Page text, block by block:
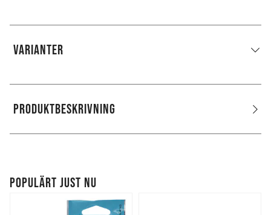
VARIANTER
PRODUKTBESKRIVNING
POPULÄRT JUST NU